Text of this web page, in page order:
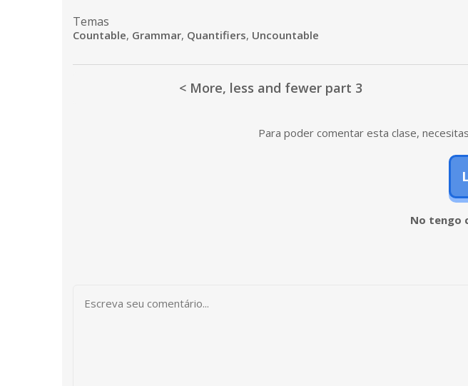
Temas
Countable, Grammar, Quantifiers, Uncountable
< More, less and fewer part 3
Para poder comentar esta clase,
No tengo